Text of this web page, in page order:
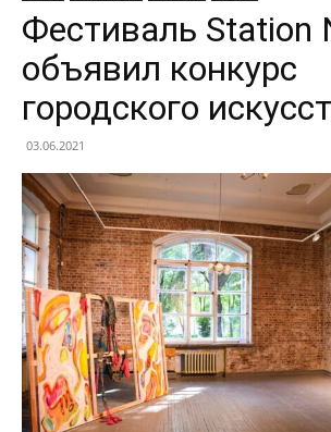
Фестиваль Station
объявил конкурс
городского
03.06.2021